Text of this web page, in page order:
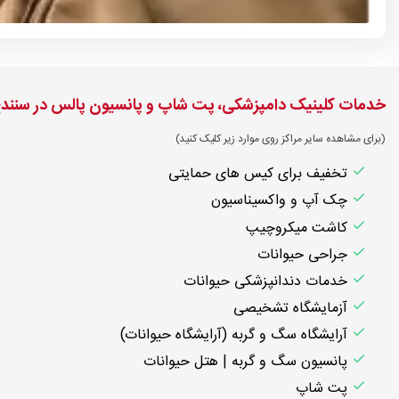
خدمات کلینیک دامپزشکی، پت شاپ و پانسیون پالس در
(برای مشاهده سایر مراکز روی موارد زیر کلیک کنید)
تخفیف برای کیس های حمایتی
چک آپ و واکسیناسیون
کاشت میکروچیپ
جراحی حیوانات
خدمات دندانپزشکی حیوانات
آزمایشگاه تشخیصی
آرایشگاه سگ و گربه (آرایشگاه حیوانات)
پانسیون سگ و گربه | هتل حیوانات
پت شاپ